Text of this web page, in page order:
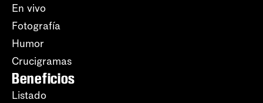
En vivo
Fotografía
Humor
Crucigramas
Beneficios
Listado